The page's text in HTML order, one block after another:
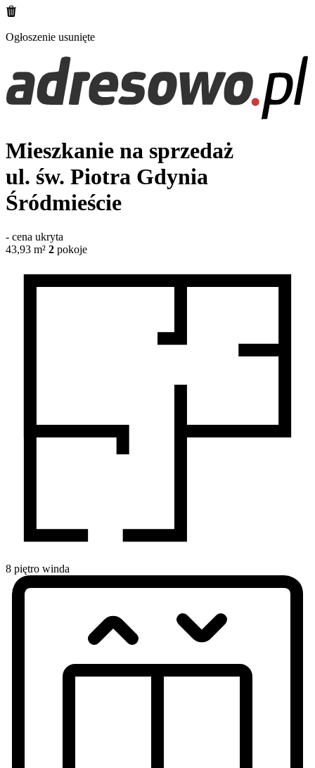
Ogłoszenie usunięte
Mieszkanie na sprzedaż
ul. św. Piotra Gdynia
Śródmieście
- cena ukryta
43,93 m² 2 pokoje
8 piętro winda